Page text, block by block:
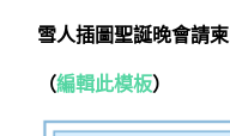
雪人插圖聖誕晚會請柬
（編輯此模板）